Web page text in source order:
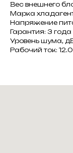
Вес внешнего
Марка
Напряжение
Гарантия: 3 года
Уровень шума,
Рабочий ток: